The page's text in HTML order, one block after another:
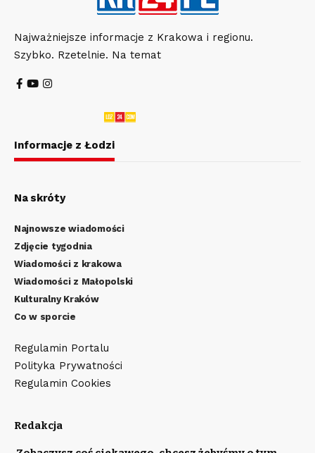
Najważniejsze informacje z Krakowa i regionu.
Szybko. Rzetelnie. Na temat
Informacje z Łodzi
Na skróty
Najnowsze wiadomości
Zdjęcie tygodnia
Wiadomości z krakowa
Wiadomości z Małopolski
Kulturalny Kraków
Co w sporcie
Regulamin Portalu
Polityka Prywatności
Regulamin Cookies
Redakcja